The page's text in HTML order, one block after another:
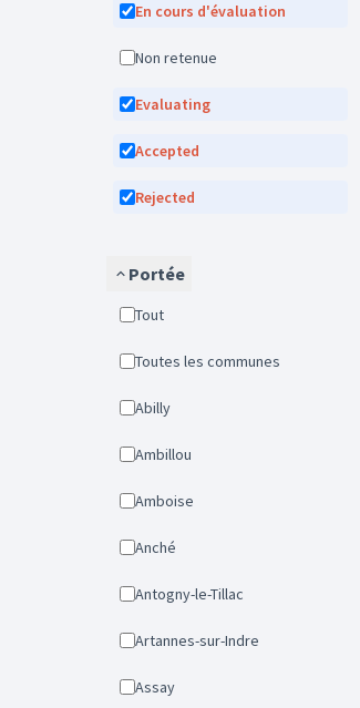
En cours d'évaluation
Non retenue
Evaluating
Accepted
Rejected
Portée
Tout
Toutes les communes
Abilly
Ambillou
Amboise
Anché
Antogny-le-Tillac
Artannes-sur-Indre
Assay